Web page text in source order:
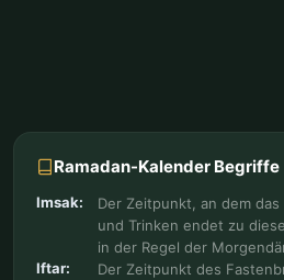
Ramadan-Kalender Begriffe
Imsak:
Der Zeitpunkt, an dem
und Trinken endet zu
in der Regel der
Iftar:
Der Zeitpunkt des